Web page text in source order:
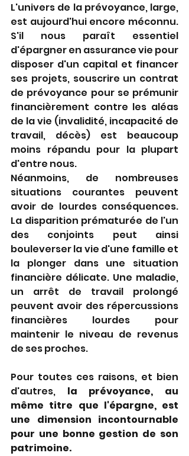
L'univers de la prévoyance, large,
est aujourd'hui encore méconnu.
S'il nous paraît essentiel
d'épargner en assurance vie pour
disposer d'un capital et financer
ses projets, souscrire un contrat
de prévoyance pour se prémunir
financièrement contre les aléas
de la vie (invalidité, incapacité de
travail, décès) est beaucoup
moins répandu pour la plupart
d'entre nous.
Néanmoins, de nombreuses
situations courantes peuvent
avoir de lourdes conséquences.
La disparition prématurée de l'un
des conjoints peut ainsi
bouleverser la vie d'une famille et
la plonger dans une situation
financière délicate. Une maladie,
un arrêt de travail prolongé
peuvent avoir des répercussions
financières lourdes pour
maintenir le niveau de revenus
de ses proches.
Pour toutes ces raisons, et bien
d'autres, la prévoyance, au
même titre que l'épargne, est
une dimension incontournable
pour une bonne gestion de son
patrimoine.